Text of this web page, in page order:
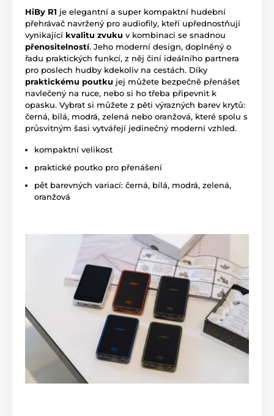
HiBy R1 je elegantní a super kompaktní hudební
přehrávač navržený pro audiofily, kteří upřednostňují
vynikající kvalitu zvuku v kombinaci se snadnou
přenositelností. Jeho moderní design, doplněný o
řadu praktických funkcí, z něj činí ideálního partnera
pro poslech hudby kdekoliv na cestách. Díky
praktickému poutku jej můžete bezpečně přenášet
navlečený na ruce, nebo si ho třeba připevnit k
opasku. Vybrat si můžete z pěti výrazných barev krytů:
černá, bílá, modrá, zelená nebo oranžová, které spolu s
průsvitným šasi vytvářejí jedinečný moderní vzhled.
kompaktní velikost
praktické poutko pro přenášení
pět barevných variací: černá, bílá, modrá, zelená,
oranžová